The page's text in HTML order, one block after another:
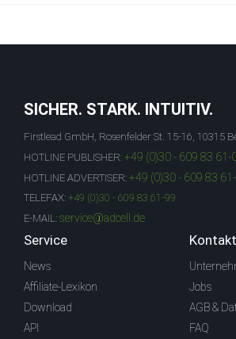
SICHER. STARK. INTUITIV.
Firstlead GmbH, Rosenfelder St. 15-16, 10315
HOTLINE PUBLISHER: +49 (0)30 - 609 83 61-
HOTLINE ADVERTISER: +49 (0)30 - 609 83
TELEFAX: +49 (0)30 - 609 83 61-99
E-MAIL: service@adcell.de
Service
News
Affiliate-Lexikon
Download
API
Kontakt
Jobs
AGB &
FAQ